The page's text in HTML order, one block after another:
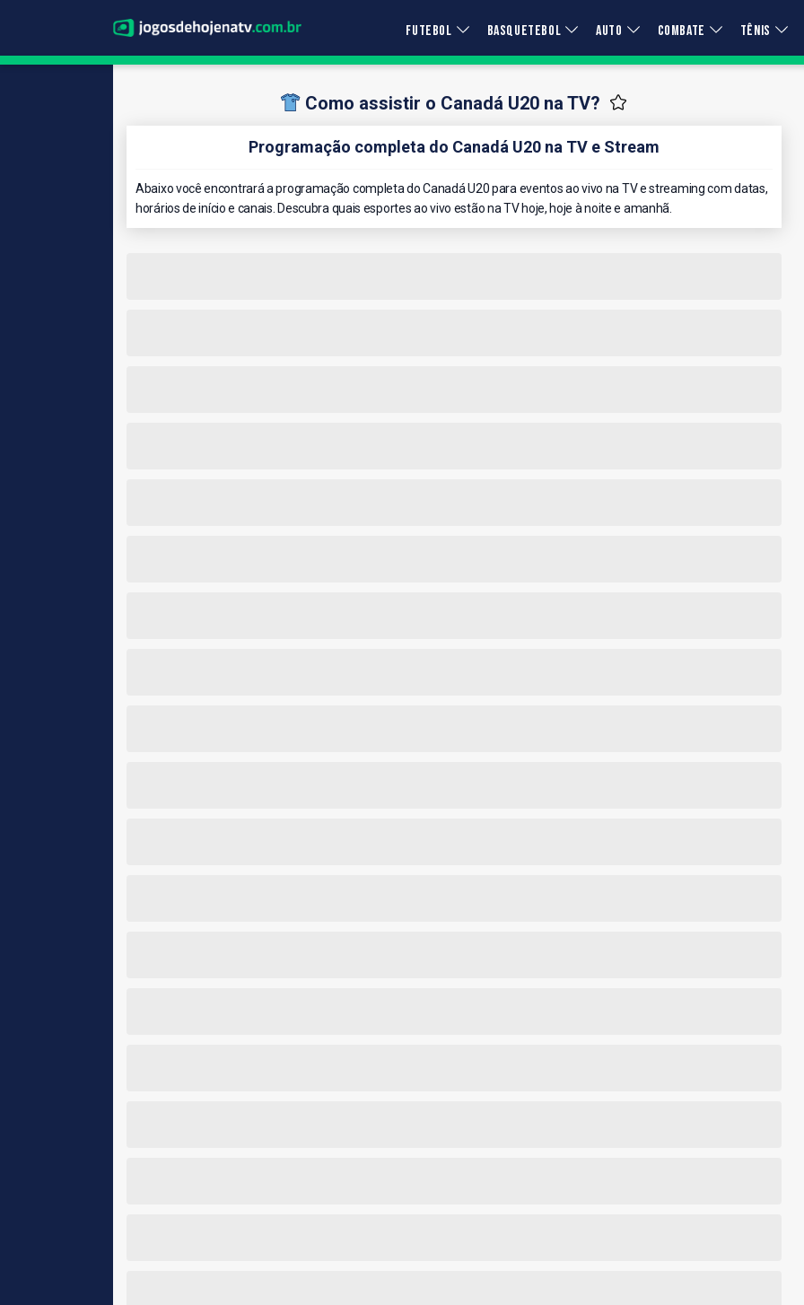
FUTEBOL BASQUETEBOL AUTO COMBATE TÊNIS
Como assistir o Canadá U20 na TV?
Programação completa do Canadá U20 na TV e Stream
Abaixo você encontrará a programação completa do Canadá U20 para eventos ao vivo na TV e streaming com datas,
horários de início e canais. Descubra quais esportes ao vivo estão na TV hoje, hoje à noite e amanhã.